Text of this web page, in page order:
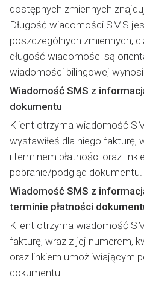
dostępnych zmiennych
Długość wiadomości SMS
poszczególnych zmiennych,
długość wiadomości są
wiadomości bilingowej
Wiadomość SMS z
dokumentu
Klient otrzyma wiadomość
wystawiłeś dla niego fakturę,
i terminem płatności oraz
pobranie/podgląd dokumentu.
Wiadomość SMS z
terminie płatności
Klient otrzyma wiadomość
fakturę, wraz z jej numerem,
oraz linkiem umożliwiającym
dokumentu.